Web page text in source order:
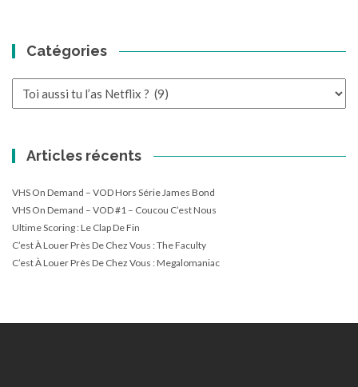
Catégories
Catégories
Articles récents
VHS On Demand – VOD Hors Série James Bond
VHS On Demand – VOD #1 – Coucou C’est Nous
Ultime Scoring : Le Clap De Fin
C’est À Louer Près De Chez Vous : The Faculty
C’est À Louer Près De Chez Vous : Megalomaniac